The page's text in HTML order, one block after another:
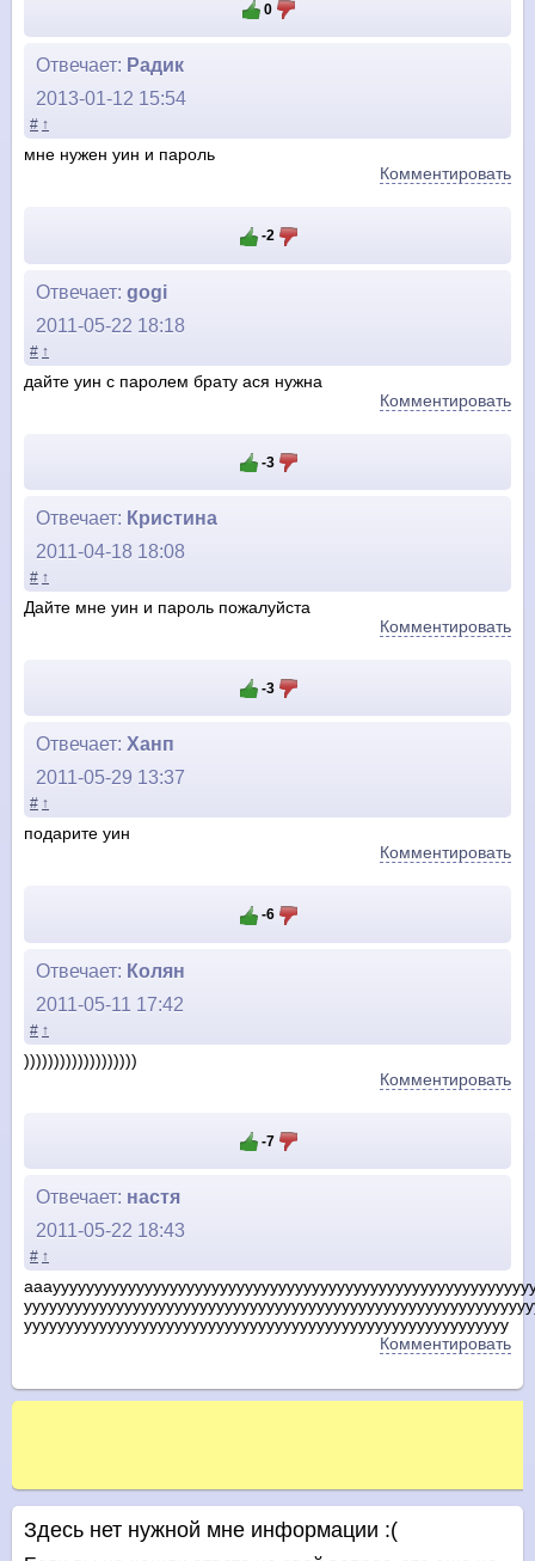
0
Отвечает: Радик
2013-01-12 15:54
# ↑
мне нужен уин и пароль
Комментировать
-2
Отвечает: gogi
2011-05-22 18:18
# ↑
дайте уин с паролем брату ася нужна
Комментировать
-3
Отвечает: Кристина
2011-04-18 18:08
# ↑
Дайте мне уин и пароль пожалуйста
Комментировать
-3
Отвечает: Ханп
2011-05-29 13:37
# ↑
подарите уин
Комментировать
-6
Отвечает: Колян
2011-05-11 17:42
# ↑
)))))))))))))))))))
Комментировать
-7
Отвечает: настя
2011-05-22 18:43
# ↑
уууууууууууууууууууууууууууууууууууууууууууууууууууууууууу
Комментировать
Здесь нет нужной мне информации :(